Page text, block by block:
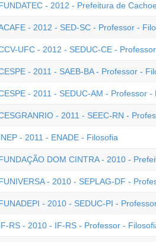
- 2012 - Prefeitura de
- 2012 - SED-SC - Professor -
UFC - 2012 - SEDUC-CE -
- 2011 - SAEB-BA - Professor -
- 2011 - SEDUC-AM - Professor -
- 2011 - SEEC-RN -
- 2011 - ENADE - Filosofia
DOM CINTRA - 2010 -
- 2010 - SEPLAG-DF -
- 2010 - SEDUC-PI -
RS - 2010 - IF-RS - Professor -